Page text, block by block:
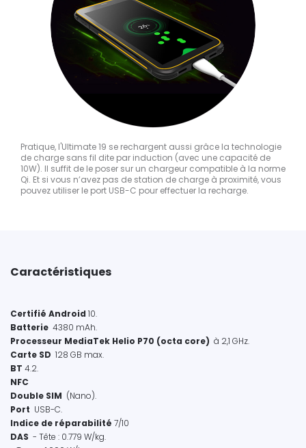
Pratique, l'Ultimate 19 se rechargent aussi grâce la technologie
de charge sans fil dite par induction (avec une capacité de
10W). Il suffit de le poser sur un chargeur compatible à la norme
Qi. Et si vous n’avez pas de station de charge à proximité, vous
pouvez utiliser le port USB-C pour effectuer la recharge.
Caractéristiques
Certifié Android 10.
Batterie 4380 mAh.
Processeur MediaTek Helio P70 (octa core) à 2,1 GHz.
Carte SD 128 GB max.
BT 4.2.
NFC
Double SIM (Nano).
Port USB-C.
Indice de réparabilité 7/10
DAS - Tête : 0.779 W/kg.